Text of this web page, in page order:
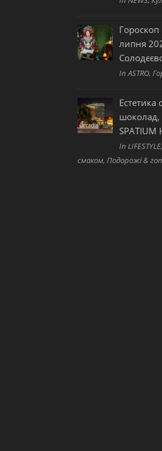
липня
In ASTRO,
Естетика
шоколад,
SPATIUM
In
смаком, Подорожі &